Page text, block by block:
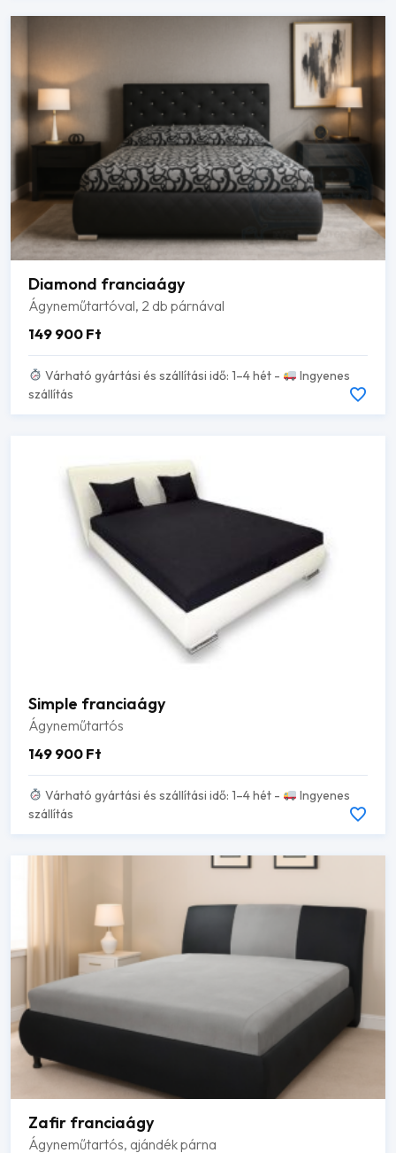
Diamond franciaágy
Ágyneműtartóval, 2 db párnával
149 900 Ft
Várható gyártási és szállítási idő: 1–4 hét -
Ingyenes
szállítás
Simple franciaágy
Ágyneműtartós
149 900 Ft
Várható gyártási és szállítási idő: 1–4 hét -
Ingyenes
szállítás
Zafir franciaágy
Ágyneműtartós, ajándék párna